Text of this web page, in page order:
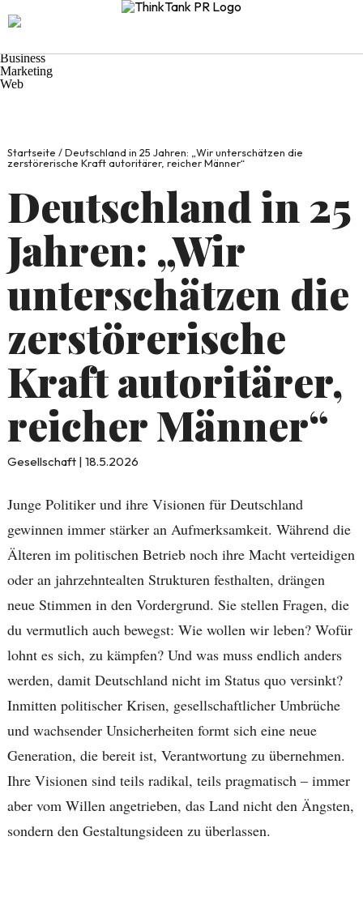
Start
Praxis-Tipps
Business
Marketing
Web
Startseite /Deutschland in 25 Jahren: „Wir unterschätzen die
zerstörerische Kraft autoritärer, reicher Männer“
Deutschland in 25
Jahren: „Wir
unterschätzen die
zerstörerische
Kraft autoritärer,
reicher Männer“
Gesellschaft | 18.5.2026
Junge Politiker und ihre Visionen für Deutschland
gewinnen immer stärker an Aufmerksamkeit. Während die
Älteren im politischen Betrieb noch ihre Macht verteidigen
oder an jahrzehntealten Strukturen festhalten, drängen
neue Stimmen in den Vordergrund. Sie stellen Fragen, die
du vermutlich auch bewegst: Wie wollen wir leben? Wofür
lohnt es sich, zu kämpfen? Und was muss endlich anders
werden, damit Deutschland nicht im Status quo versinkt?
Inmitten politischer Krisen, gesellschaftlicher Umbrüche
und wachsender Unsicherheiten formt sich eine neue
Generation, die bereit ist, Verantwortung zu übernehmen.
Ihre Visionen sind teils radikal, teils pragmatisch – immer
aber vom Willen angetrieben, das Land nicht den Ängsten,
sondern den Gestaltungsideen zu überlassen.